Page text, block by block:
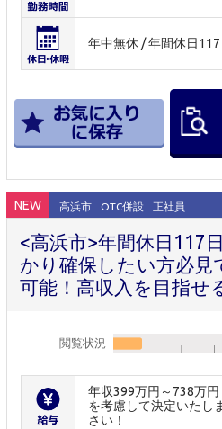
年中無休 / 年間休日117
NEW 高浜市 OTC併設 正社員
<高浜市>年間休日117
かり確保したい方必見
可能！高収入を目指せ
閲覧状況
年収399万円～738万
を考慮して決定いたし
さい！